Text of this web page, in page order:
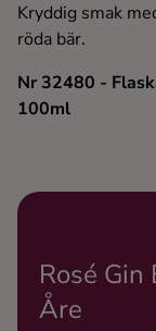
Kryddig smak
röda bär.
Nr 32480 -
100ml
Rosé Gin
Åre